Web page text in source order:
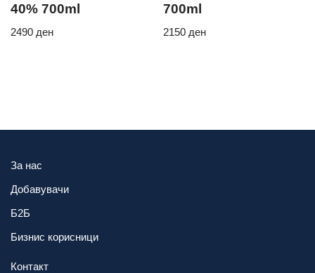
40% 700ml
2490 ден
700ml
2150 ден
За нас
Добавувачи
Б2Б
Бизнис корисници
Контакт